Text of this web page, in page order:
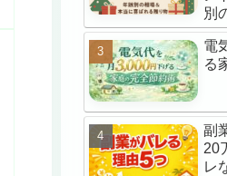
別
る
電
る
副
20
レ